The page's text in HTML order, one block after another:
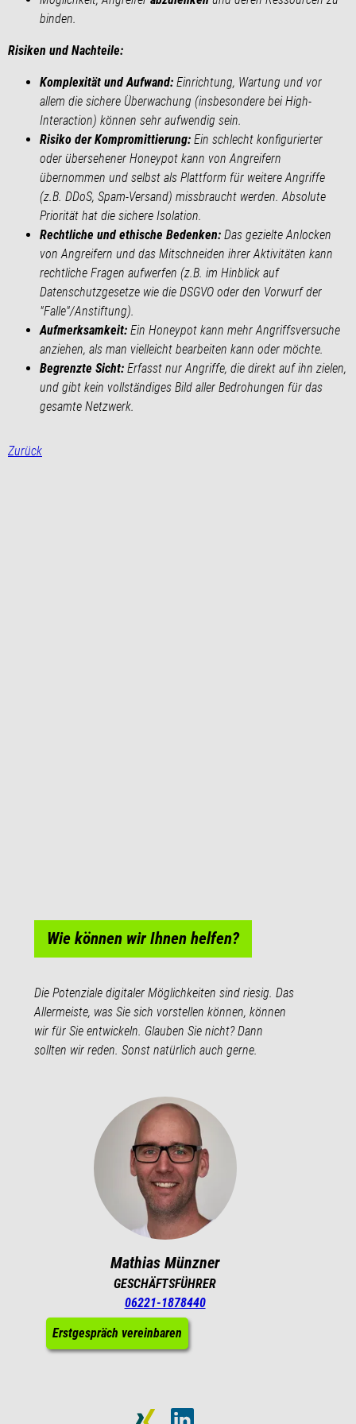
binden.
Risiken und Nachteile:
Komplexität und Aufwand: Einrichtung, Wartung und vor
allem die sichere Überwachung (insbesondere bei High-
Interaction) können sehr aufwendig sein.
Risiko der Kompromittierung: Ein schlecht konfigurierter
oder übersehener Honeypot kann von Angreifern
übernommen und selbst als Plattform für weitere Angriffe
(z.B. DDoS, Spam-Versand) missbraucht werden. Absolute
Priorität hat die sichere Isolation.
Rechtliche und ethische Bedenken: Das gezielte Anlocken
von Angreifern und das Mitschneiden ihrer Aktivitäten kann
rechtliche Fragen aufwerfen (z.B. im Hinblick auf
Datenschutzgesetze wie die DSGVO oder den Vorwurf der
"Falle"/Anstiftung).
Aufmerksamkeit: Ein Honeypot kann mehr Angriffsversuche
anziehen, als man vielleicht bearbeiten kann oder möchte.
Begrenzte Sicht: Erfasst nur Angriffe, die direkt auf ihn zielen,
und gibt kein vollständiges Bild aller Bedrohungen für das
gesamte Netzwerk.
Zurück
Wie können wir Ihnen helfen?
Die Potenziale digitaler Möglichkeiten sind riesig. Das
Allermeiste, was Sie sich vorstellen können, können
wir für Sie entwickeln. Glauben Sie nicht? Dann
sollten wir reden. Sonst natürlich auch gerne.
Mathias Münzner
GESCHÄFTSFÜHRER
06221-1878440
Erstgespräch vereinbaren